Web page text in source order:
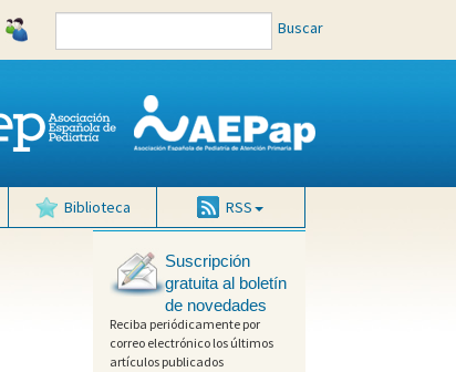
Buscar
Biblioteca RSS
Suscripción
gratuita al boletín
de novedades
Reciba periódicamente por
correo electrónico los últimos
artículos publicados